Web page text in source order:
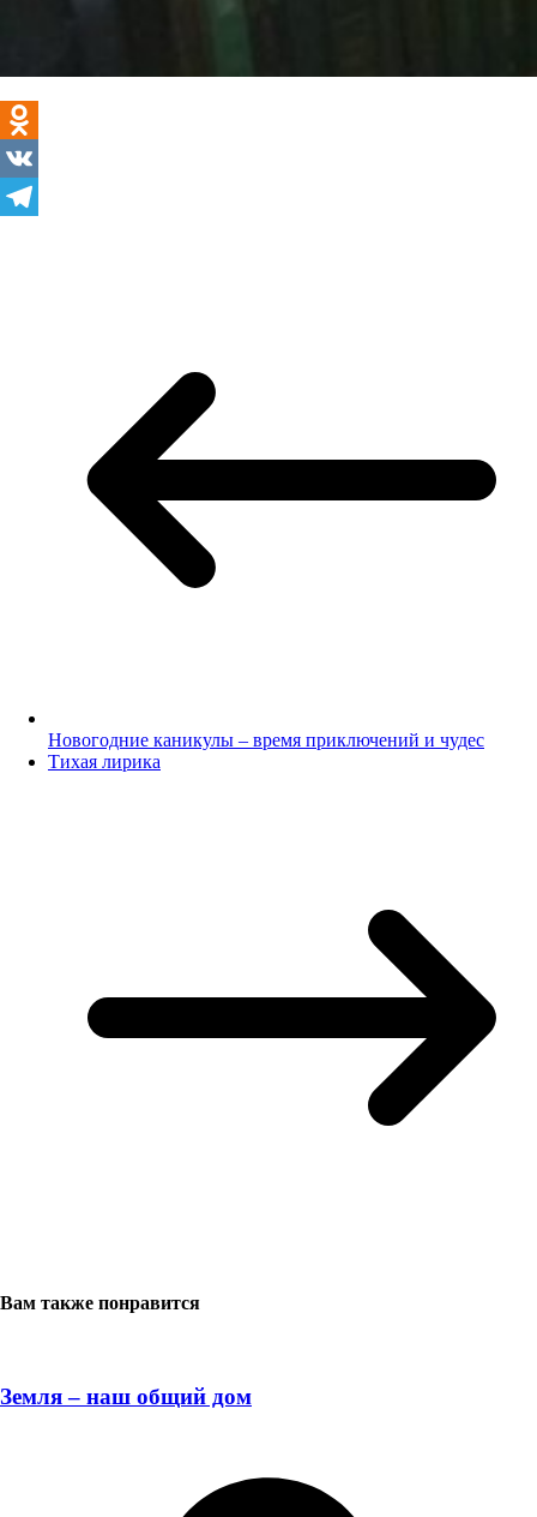
Odnoklassniki
VK
Новогодние каникулы – время приключений и чудес
Тихая лирика
Вам также понравится
Земля – наш общий дом